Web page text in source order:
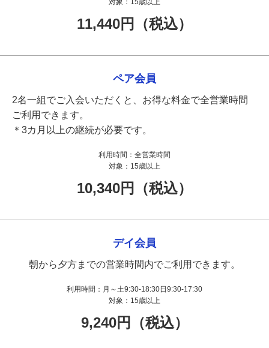
11,440円（税込）
ペア会員
2名一組でご入会いただくと、お得な料金で全営業時間
ご利用できます。
＊3カ月以上の継続が必要です。
利用時間： 全営業時間
対象： 15歳以上
10,340円（税込）
デイ会員
朝から夕方までの営業時間内でご利用できます。
利用時間： 月～土9:30-18:30日9:30-17:30
対象： 15歳以上
9,240円（税込）